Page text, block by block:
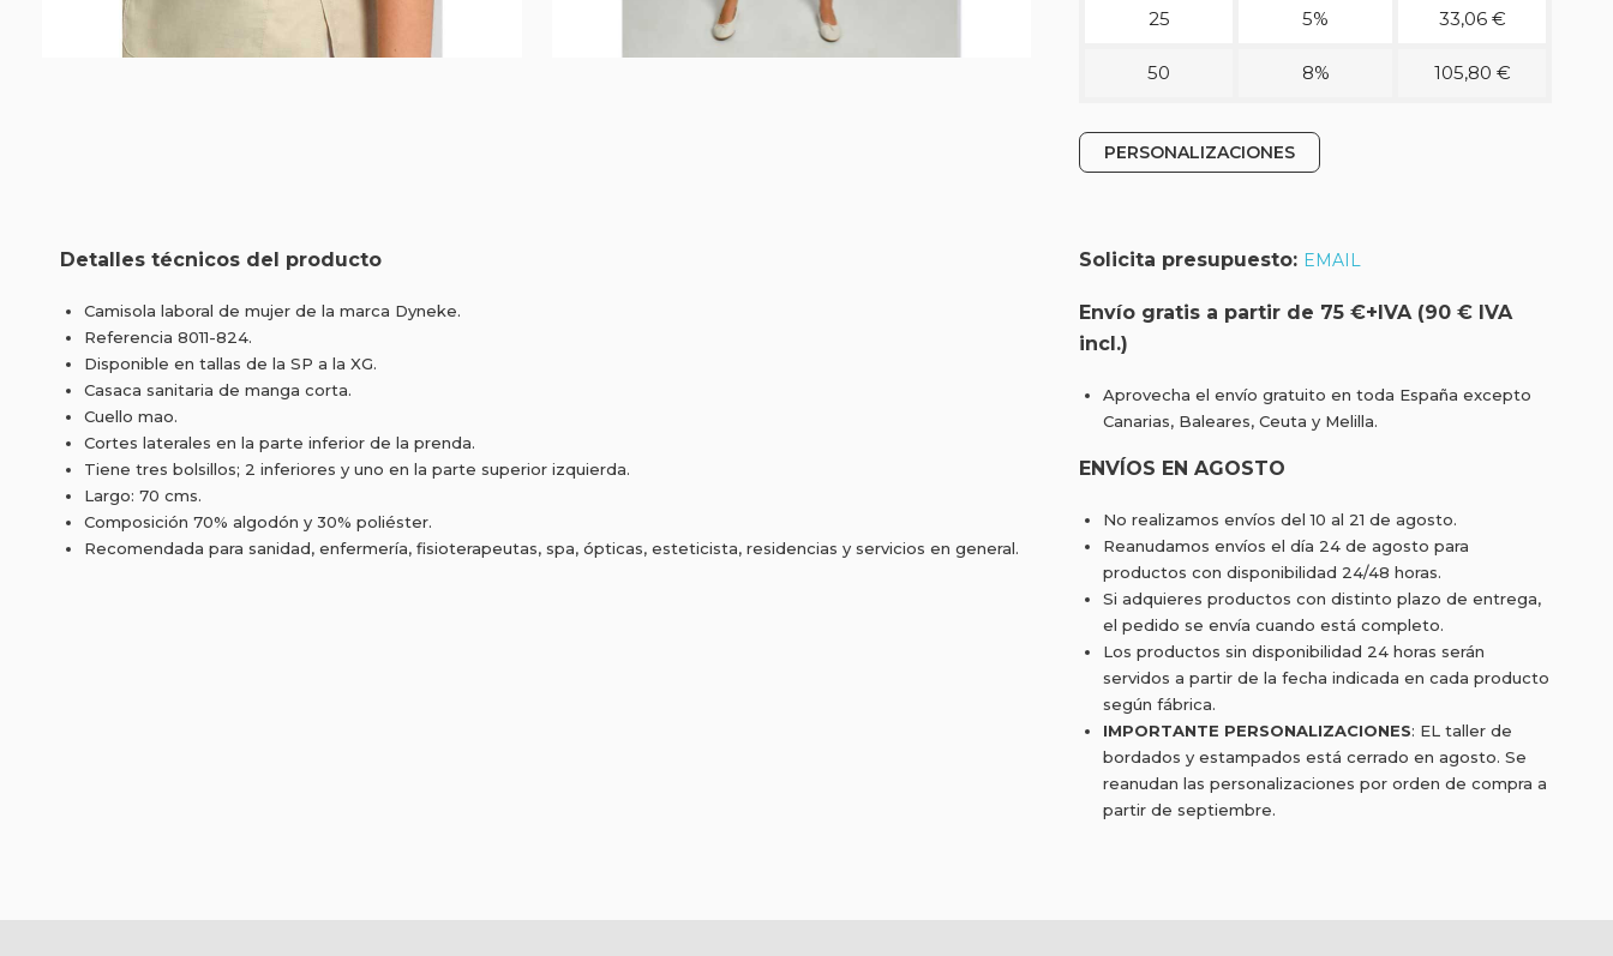
25 5% 33,06 €
50 8% 105,80 €
PERSONALIZACIONES
Detalles técnicos del producto
Camisola laboral de mujer de la marca Dyneke.
Referencia 8011-824.
Disponible en tallas de la SP a la XG.
Casaca sanitaria de manga corta.
Cuello mao.
Cortes laterales en la parte inferior de la prenda.
Tiene tres bolsillos; 2 inferiores y uno en la parte superior izquierda.
Largo: 70 cms.
Composición 70% algodón y 30% poliéster.
Recomendada para sanidad, enfermería, fisioterapeutas, spa, ópticas, esteticista, residencias y servicios en general.
Solicita presupuesto: EMAIL
Envío gratis a partir de 75 €+IVA (90 € IVA
incl.)
Aprovecha el envío gratuito en toda España excepto
Canarias, Baleares, Ceuta y Melilla.
ENVÍOS EN AGOSTO
No realizamos envíos del 10 al 21 de agosto.
Reanudamos envíos el día 24 de agosto para
productos con disponibilidad 24/48 horas.
Si adquieres productos con distinto plazo de entrega,
el pedido se envía cuando está completo.
Los productos sin disponibilidad 24 horas serán
servidos a partir de la fecha indicada en cada producto
según fábrica.
IMPORTANTE PERSONALIZACIONES: EL taller de
bordados y estampados está cerrado en agosto. Se
reanudan las personalizaciones por orden de compra a
partir de septiembre.